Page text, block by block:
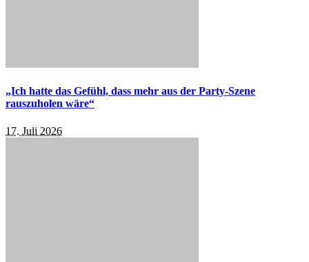
„Ich hatte das Gefühl, dass mehr aus der Party-Szene
rauszuholen wäre“
17. Juli 2026